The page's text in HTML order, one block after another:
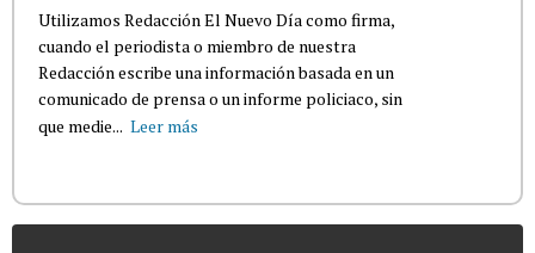
Utilizamos Redacción El Nuevo Día como firma,
cuando el periodista o miembro de nuestra
Redacción escribe una información basada en un
comunicado de prensa o un informe policiaco, sin
que medie... Leer más